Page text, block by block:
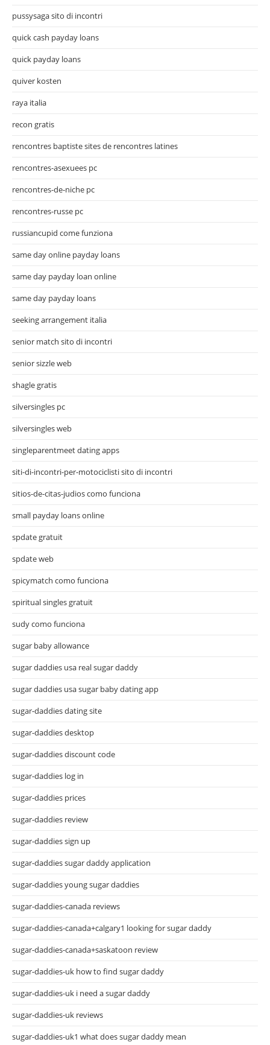
pussysaga sito di incontri
quick cash payday loans
quick payday loans
quiver kosten
raya italia
recon gratis
rencontres baptiste sites de rencontres latines
rencontres-asexuees pc
rencontres-de-niche pc
rencontres-russe pc
russiancupid come funziona
same day online payday loans
same day payday loan online
same day payday loans
seeking arrangement italia
senior match sito di incontri
senior sizzle web
shagle gratis
silversingles pc
silversingles web
singleparentmeet dating apps
siti-di-incontri-per-motociclisti sito di incontri
sitios-de-citas-judios como funciona
small payday loans online
spdate gratuit
spdate web
spicymatch como funciona
spiritual singles gratuit
sudy como funciona
sugar baby allowance
sugar daddies usa real sugar daddy
sugar daddies usa sugar baby dating app
sugar-daddies dating site
sugar-daddies desktop
sugar-daddies discount code
sugar-daddies log in
sugar-daddies prices
sugar-daddies review
sugar-daddies sign up
sugar-daddies sugar daddy application
sugar-daddies young sugar daddies
sugar-daddies-canada reviews
sugar-daddies-canada+calgary1 looking for sugar daddy
sugar-daddies-canada+saskatoon review
sugar-daddies-uk how to find sugar daddy
sugar-daddies-uk i need a sugar daddy
sugar-daddies-uk reviews
sugar-daddies-uk1 what does sugar daddy mean